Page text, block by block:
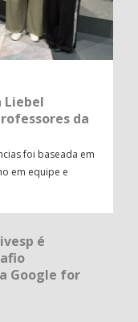
Liebel
da
foi baseada em
em equipe e
é
Google for